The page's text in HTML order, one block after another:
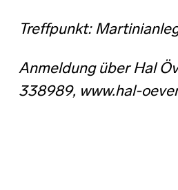
Treffpunkt:
Anmeldung über Hal
338989, www.hal-